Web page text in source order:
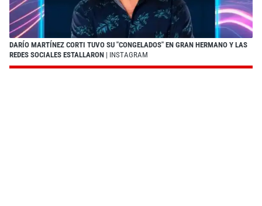
DARÍO MARTÍNEZ CORTI TUVO SU "CONGELADOS" EN GRAN HERMANO Y LAS
REDES SOCIALES ESTALLARON | INSTAGRAM